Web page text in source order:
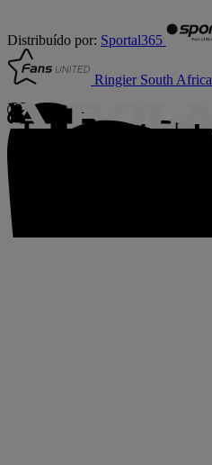
Distribuído por: Sportal365
Ringier South Africa